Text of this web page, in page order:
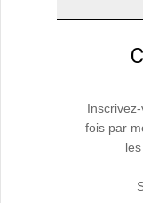
fois par